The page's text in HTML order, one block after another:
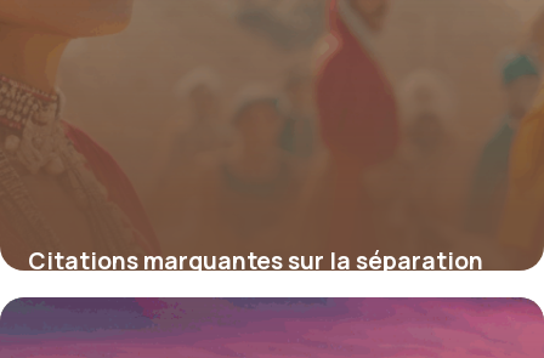
Citations marquantes sur la séparation
des pouvoirs : repères, enjeux et héritage
4 juillet 2025